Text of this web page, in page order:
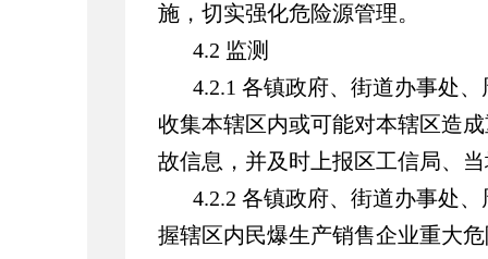
施，切实强化危险源管理。
4.2 监测
4.2.1 各镇政府、街道办事处
收集本辖区内或可能对本辖区造
故信息，并及时上报区工信局、
4.2.2 各镇政府、街道办事处
握辖区内民爆生产销售企业重大